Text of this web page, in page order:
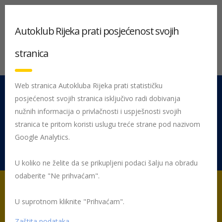
051 212 442 Centrala
Pon - Pet 08:00 - 16:00
Rujevica 9/1, 51000 Rijeka
Početna Volonteri Velimir Ružić
Autoklub Rijeka prati posjećenost svojih
stranica
Web stranica Autokluba Rijeka prati statističku
posjećenost svojih stranica isključivo radi dobivanja
nužnih informacija o privlačnosti i uspješnosti svojih
stranica te pritom koristi uslugu treće strane pod nazivom
Google Analytics.
U koliko ne želite da se prikupljeni podaci šalju na obradu
odaberite "Ne prihvaćam".
U suprotnom kliknite "Prihvaćam".